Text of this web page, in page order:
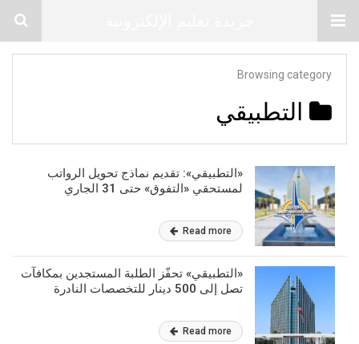
Browsing category
التطبيقي
«التطبيقي»: تقديم نماذج تحويل الرواتب
لمستحقي «التفوق» حتى 31 الجاري
Read more
«التطبيقي» تحفّز الطلبة المستجدين بمكافآت
تصل إلى 500 دينار للتخصصات النادرة
Read more